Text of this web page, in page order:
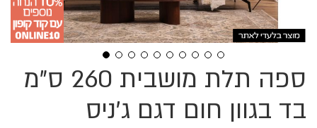
ספה תלת מושבית 260 ס"מ
בד בגוון חום דגם ג'ניס
לדלג
להתחלה